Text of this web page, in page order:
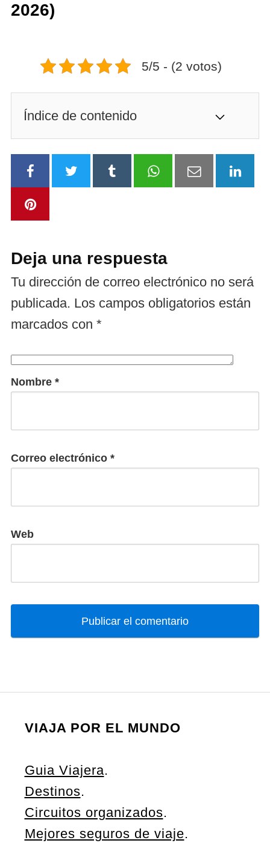
2026)
5/5 - (2 votos)
Índice de contenido
Deja una respuesta
Tu dirección de correo electrónico no será
publicada. Los campos obligatorios están
marcados con *
Nombre *
Correo electrónico *
Web
VIAJA POR EL MUNDO
Guia Viajera.
Destinos.
Circuitos organizados.
Mejores seguros de viaje.